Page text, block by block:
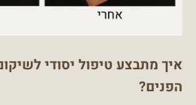
איך מתבצע טיפול יסודי
הפנים?